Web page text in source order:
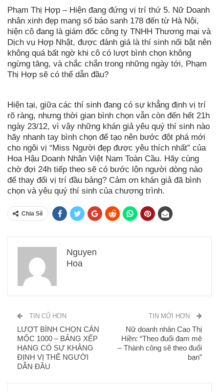
Phạm Thị Hợp – Hiện đang đứng vị trí thứ 5. Nữ Doanh
nhân xinh đẹp mang số báo sanh 178 đến từ Hà Nội,
hiện cô đang là giám đốc công ty TNHH Thương mại và
Dịch vụ Hợp Nhật, được đánh giá là thí sinh nổi bật nên
không quá bất ngờ khi cô có lượt bình chọn không
ngừng tăng, và chắc chắn trong những ngày tới, Phạm
Thị Hợp sẽ có thể dẫn đầu?
Hiện tại, giữa các thí sinh đang có sự khẳng định vị trí
rõ ràng, nhưng thời gian bình chọn vẫn còn đến hết 21h
ngày 23/12, vì vậy những khán giả yêu quý thí sinh nào
hãy nhanh tay bình chọn để tạo nên bước đột phá mới
cho ngôi vị “Miss Người đẹp được yêu thích nhất” của
Hoa Hậu Doanh Nhân Việt Nam Toàn Cầu. Hãy cùng
chờ đợi 24h tiếp theo sẽ có bước lộn người dòng nào
để thay đổi vị trí đầu bảng? Cảm ơn khán giả đã bình
chọn và yêu quý thí sinh của chương trình.
Chia Sẽ
Nguyen
Hoa
TIN CŨ HƠN
LƯỢT BÌNH CHỌN CÁN
MỐC 1000 – BẢNG XẾP
HẠNG CÓ SỰ KHẲNG
ĐỊNH VỊ THẾ NGƯỜI
DẪN ĐẦU
TIN MỚI HƠN
Nữ doanh nhân Cao Thị
Hiền: “Theo đuổi đam mê
– Thành công sẽ theo đuổi
bạn”